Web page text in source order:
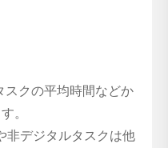
スクの平均時間などか
。
非デジタルタスクは他